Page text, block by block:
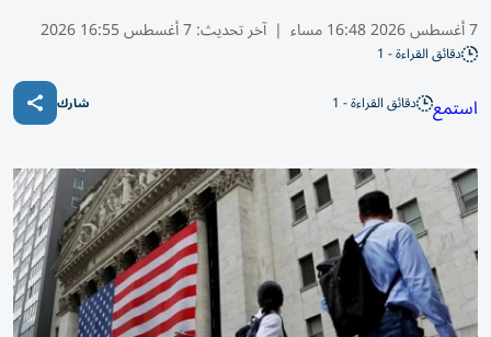
7 أغسطس 2026 16:48 مساء | آخر تحديث:7 أغسطس 16:55 2026
دقائق القراءة - 1
استمع دقائق القراءة - 1 شارك